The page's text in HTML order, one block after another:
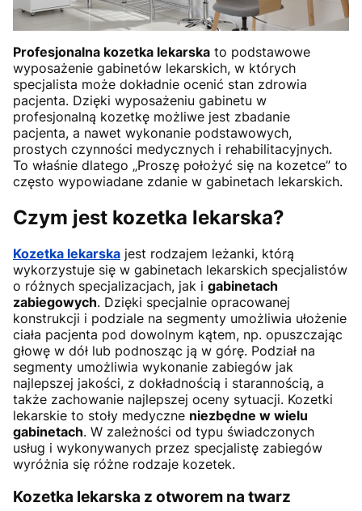
Profesjonalna kozetka lekarska to podstawowe
wyposażenie gabinetów lekarskich, w których
specjalista może dokładnie ocenić stan zdrowia
pacjenta. Dzięki wyposażeniu gabinetu w
profesjonalną kozetkę możliwe jest zbadanie
pacjenta, a nawet wykonanie podstawowych,
prostych czynności medycznych i rehabilitacyjnych.
To właśnie dlatego „Proszę położyć się na kozetce” to
często wypowiadane zdanie w gabinetach lekarskich.
Czym jest kozetka lekarska?
Kozetka lekarska jest rodzajem leżanki, którą
wykorzystuje się w gabinetach lekarskich specjalistów
o różnych specjalizacjach, jak i gabinetach
zabiegowych. Dzięki specjalnie opracowanej
konstrukcji i podziale na segmenty umożliwia ułożenie
ciała pacjenta pod dowolnym kątem, np. opuszczając
głowę w dół lub podnosząc ją w górę. Podział na
segmenty umożliwia wykonanie zabiegów jak
najlepszej jakości, z dokładnością i starannością, a
także zachowanie najlepszej oceny sytuacji. Kozetki
lekarskie to stoły medyczne niezbędne w wielu
gabinetach. W zależności od typu świadczonych
usług i wykonywanych przez specjalistę zabiegów
wyróżnia się różne rodzaje kozetek.
Kozetka lekarska z otworem na twarz